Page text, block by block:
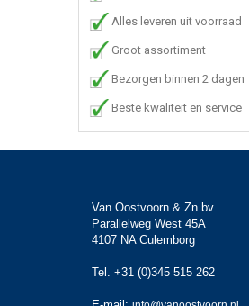
Alles leveren uit voorraad
Groot assortiment
Bezorgen binnen 2 dagen
Beste kwaliteit en service
Van Oostvoorn & Zn bv
Parallelweg West 45A
4107 NA Culemborg
Tel. +31 (0)345 515 262